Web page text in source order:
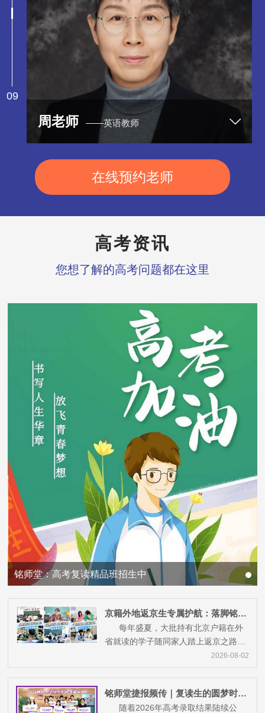
09
周老师 ——英语教师
——英语教师
庞老师——物理教师
在线预约老师
高考资讯
您想了解的高考问题都在这里
铭师堂：高考复读精品班招生中
京籍外地返京生专属护航：落脚铭师堂，稳稳备战高考
每年盛夏，大批持有北京户籍在外
省就读的学子随同家人踏上返京之路，
全力备战北京高考。这群学生...2026-08-02
铭师堂捷报频传｜复读生的圆梦时刻！
随着2026年高考录取结果陆续公